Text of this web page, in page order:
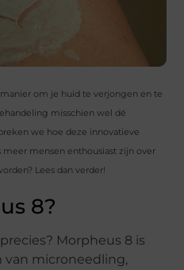
om je huid te verjongen en te
misschien wel dé
we hoe deze innovatieve
mensen enthousiast zijn over
Lees dan verder!
8?
Morpheus 8 is
van microneedling,